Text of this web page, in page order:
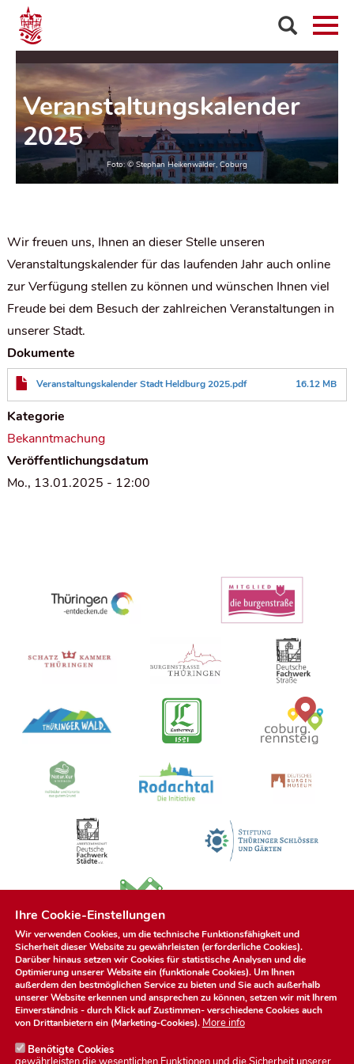
Veranstaltungskalender
2025
Wir freuen uns, Ihnen an dieser Stelle unseren
Veranstaltungskalender für das laufenden Jahr auch online
zur Verfügung stellen zu können und wünschen Ihnen viel
Freude bei dem Besuch der zahlreichen Veranstaltungen in
unserer Stadt.
Dokumente
Veranstaltungskalender Stadt Heldburg 2025.pdf 16.12 MB
Kategorie
Bekanntmachung
Veröffentlichungsdatum
Mo., 13.01.2025 - 12:00
Ihre Cookie-Einstellungen
Wir verwenden Cookies, um die technische Funktionsfähigkeit und
Sicherheit dieser Website zu gewährleisten (erforderliche Cookies).
Darüber hinaus setzen wir Cookies für statistische Analysen und die
Optimierung unserer Website ein (funktionale Cookies). Um Ihnen
außerdem den bestmöglichen Service zu bieten und Sie auch außerhalb
unserer Website erkennen und ansprechen zu können, setzen wir mit Ihrem
Einverständnis - durch Klick aufZustimmen- verschiedene Cookies auch
von Drittanbietern ein (Marketing-Cookies). More info
Benötigte Cookies